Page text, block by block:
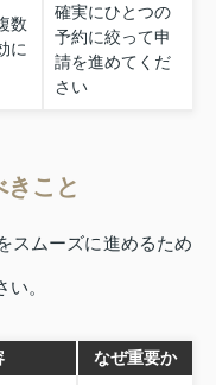
数
に
確実にひとつの
予約に絞って申
請を進めてくだ
さい
こと
スムーズに進めるため
。
なぜ重要か